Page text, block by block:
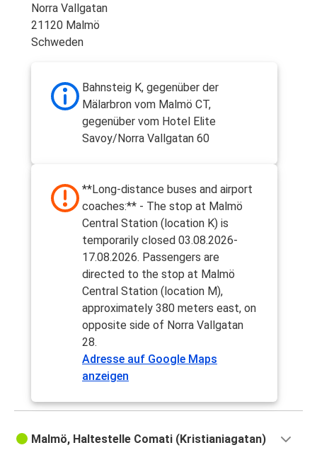
Norra Vallgatan
21120 Malmö
Schweden
Bahnsteig K, gegenüber der
Mälarbron vom Malmö CT,
gegenüber vom Hotel Elite
Savoy/Norra Vallgatan 60
**Long-distance buses and airport
coaches:** - The stop at Malmö
Central Station (location K) is
temporarily closed 03.08.2026-
17.08.2026. Passengers are
directed to the stop at Malmö
Central Station (location M),
approximately 380 meters east, on
opposite side of Norra Vallgatan
28.
Adresse auf Google Maps
anzeigen
Malmö, Haltestelle Comati (Kristianiagatan)